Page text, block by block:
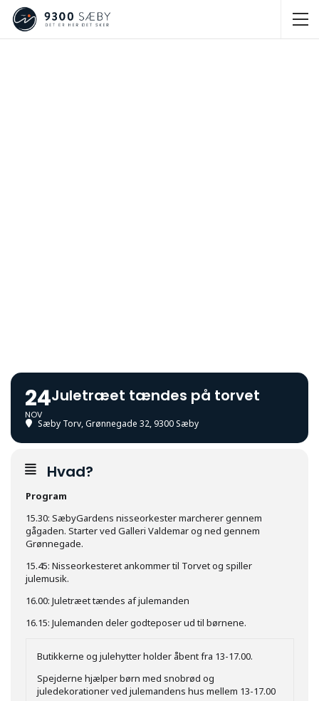
24
NOV
Juletræet tændes på torvet
Sæby Torv, Grønnegade 32, 9300 Sæby
Hvad?
Program
15.30: SæbyGardens nisseorkester marcherer gennem
gågaden. Starter ved Galleri Valdemar og ned gennem
Grønnegade.
15.45: Nisseorkesteret ankommer til Torvet og spiller
julemusik.
16.00: Juletræet tændes af julemanden
16.15: Julemanden deler godteposer ud til børnene.
Butikkerne og julehytter holder åbent fra 13-17.00.
Spejderne hjælper børn med snobrød og
juledekorationer ved julemandens hus mellem 13-17.00